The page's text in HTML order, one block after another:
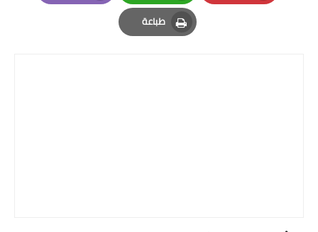
Pinterest
Whatsapp
Email
طباعة
Print